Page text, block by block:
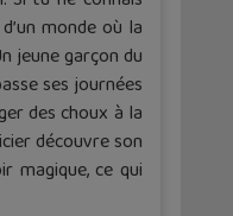
monde où la
jeune garçon du
ses journées
des choux à la
découvre son
magique, ce qui